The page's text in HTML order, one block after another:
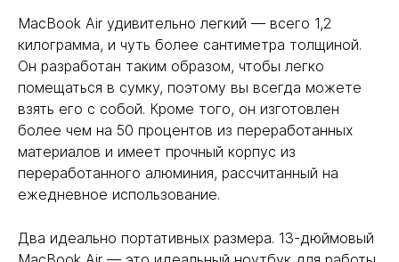
MacBook Air удивительно легкий — всего 1,2
килограмма, и чуть более сантиметра толщиной.
Он разработан таким образом, чтобы легко
помещаться в сумку, поэтому вы всегда можете
взять его с собой. Кроме того, он изготовлен
более чем на 50 процентов из переработанных
материалов и имеет прочный корпус из
переработанного алюминия, рассчитанный на
ежедневное использование.
Два идеально портативных размера. 13-дюймовый